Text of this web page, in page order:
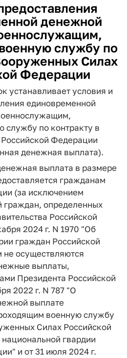
денежной
службу по
Силах
Федерации
устанавливает условия и
единовременной
службу по контракту в
Федерации
денежная выплата).
выплата в размере
гражданам
(за исключением
граждан, определенных
Российской
2024 г. N 1970 "Об
граждан Российской
осуществляются
выплаты,
Президента Российской
2022 г. N 787 "О
выплате
военную службу
Силах Российской
гвардии
и от 31 июля 2024 г.